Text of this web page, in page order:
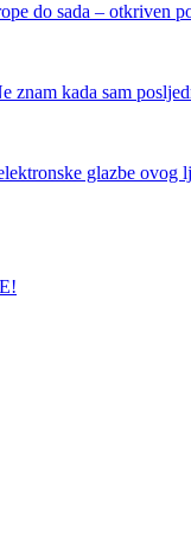
do sada – otkriven
znam kada sam
glazbe ovog